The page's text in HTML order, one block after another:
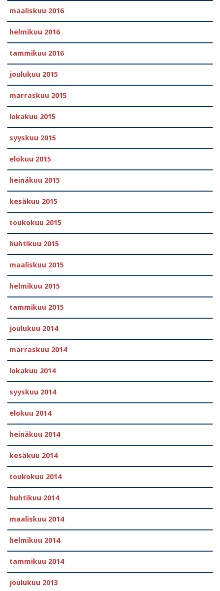
maaliskuu 2016
helmikuu 2016
tammikuu 2016
joulukuu 2015
marraskuu 2015
lokakuu 2015
syyskuu 2015
elokuu 2015
heinäkuu 2015
kesäkuu 2015
toukokuu 2015
huhtikuu 2015
maaliskuu 2015
helmikuu 2015
tammikuu 2015
joulukuu 2014
marraskuu 2014
lokakuu 2014
syyskuu 2014
elokuu 2014
heinäkuu 2014
kesäkuu 2014
toukokuu 2014
huhtikuu 2014
maaliskuu 2014
helmikuu 2014
tammikuu 2014
joulukuu 2013